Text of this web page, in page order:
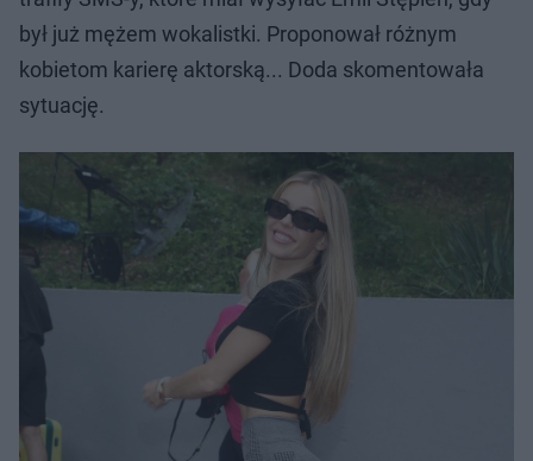
był już mężem wokalistki. Proponował różnym
kobietom karierę aktorską... Doda skomentowała
sytuację.